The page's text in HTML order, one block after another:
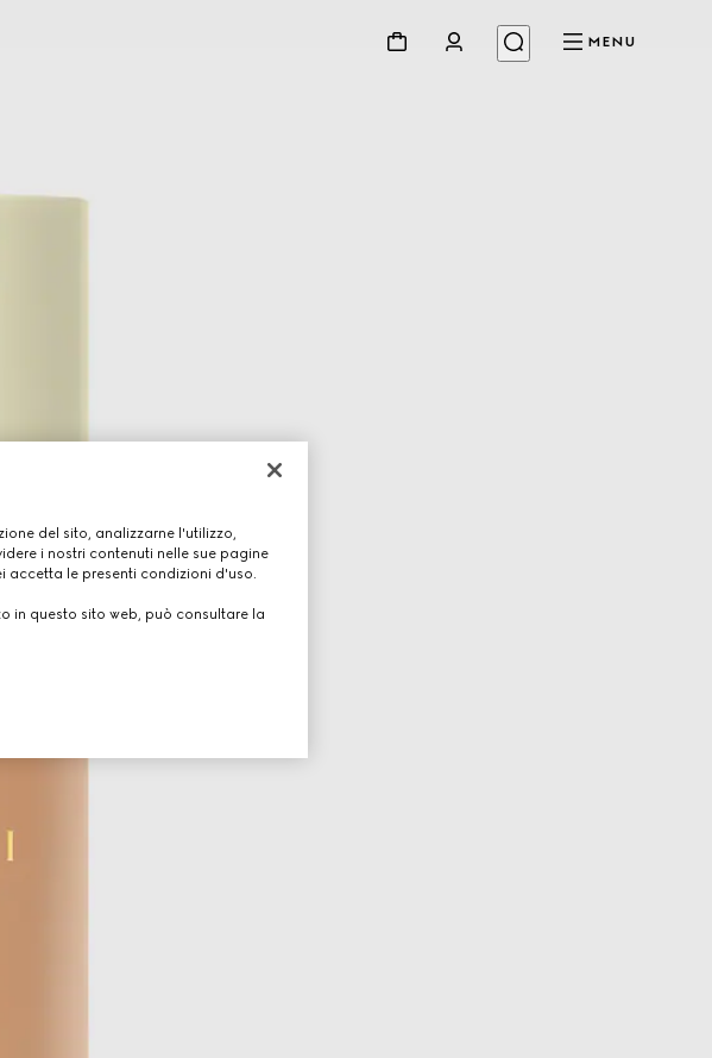
MENU
del sito, analizzarne l'utilizzo,
i nostri contenuti nelle sue pagine
accetta le presenti condizioni d'uso.
in questo sito web, può consultare la